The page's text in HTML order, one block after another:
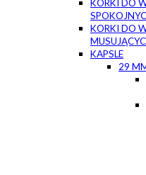
KORKI DO
KORKI DO
KAPSLE
29